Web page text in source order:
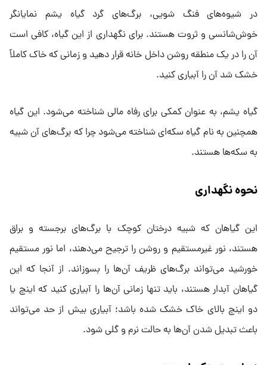
در شیوه‌های فنگ شویی، برگ‌های گرد گیاه یشم نمایانگر
خوش‌شانسی و ثروت هستند. برای نگهداری از این گیاه، کافی است
آن را در یک منطقه روشن داخل خانه قرار دهید و زمانی که خاک کاملاً
خشک شد آن را آبیاری کنید.
گیاه یشم، به عنوان کمکی برای رفاه مالی شناخته می‌شود. این گیاه
همچنین به نام گیاه سکه‌ای شناخته می‌شود چرا که برگ‌های آن شبیه
به سکه‌ها هستند.
نحوه نگهداری
این گیاهان که شبیه درختان کوچک با برگ‌های برجسته و براق
هستند، نور غیرمستقیم و روشن را ترجیح می‌دهند، اما نور مستقیم
خورشید می‌تواند برگ‌های ظریف آن‌ها را بسوزاند. از آنجا که این
گیاهان آبدار هستند، باید تنها زمانی آن‌ها را آبیاری کنید که اینچ یا
دو اینچ بالای خاک خشک شده باشد؛ آبیاری بیش از حد می‌تواند
باعث تبدیل شدن آن‌ها به حالت نرم و گلی شود.